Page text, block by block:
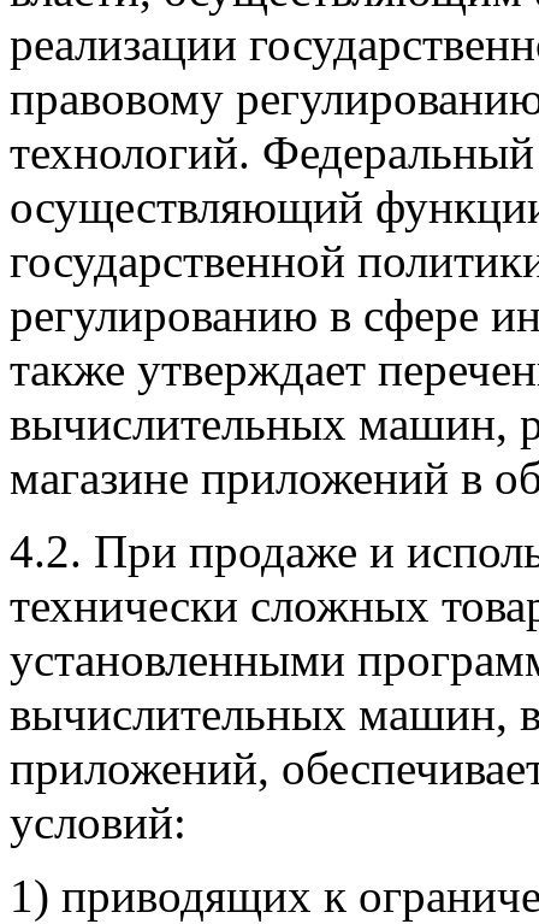
реализации
правовому
технологий.
осуществляющий
государственной
регулированию в сфере
также утверждает
вычислительных машин,
магазине приложений в
4.2. При продаже и
технически сложных
установленными
вычислительных машин,
приложений,
условий:
1) приводящих к